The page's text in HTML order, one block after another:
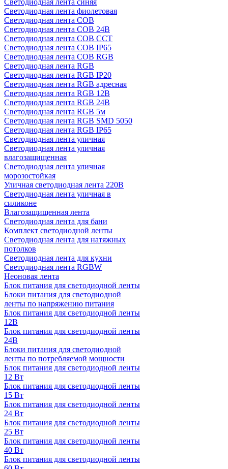
Светодиодная лента синяя
Светодиодная лента фиолетовая
Светодиодная лента COB
Светодиодная лента COB 24В
Светодиодная лента COB CCT
Светодиодная лента COB IP65
Светодиодная лента COB RGB
Светодиодная лента RGB
Светодиодная лента RGB IP20
Светодиодная лента RGB адресная
Светодиодная лента RGB 12В
Светодиодная лента RGB 24В
Светодиодная лента RGB 5м
Светодиодная лента RGB SMD 5050
Светодиодная лента RGB IP65
Светодиодная лента уличная
Светодиодная лента уличная
влагозащищенная
Светодиодная лента уличная
морозостойкая
Уличная светодиодная лента 220В
Светодиодная лента уличная в
силиконе
Влагозащищенная лента
Светодиодная лента для бани
Комплект светодиодной ленты
Светодиодная лента для натяжных
потолков
Светодиодная лента для кухни
Светодиодная лента RGBW
Неоновая лента
Блок питания для светодиодной ленты
Блоки питания для светодиодной
ленты по напряжению питания
Блок питания для светодиодной ленты
12В
Блок питания для светодиодной ленты
24В
Блоки питания для светодиодной
ленты по потребляемой мощности
Блок питания для светодиодной ленты
12 Вт
Блок питания для светодиодной ленты
15 Вт
Блок питания для светодиодной ленты
24 Вт
Блок питания для светодиодной ленты
25 Вт
Блок питания для светодиодной ленты
40 Вт
Блок питания для светодиодной ленты